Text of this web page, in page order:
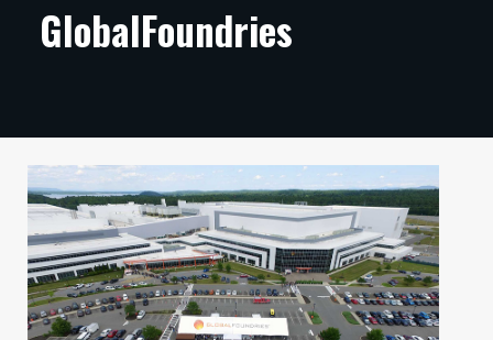
ARTIKKELIT
TECHBBS
TIETOA
HINTA.FI
KAUPPA
VAIHDA TEEMA
GlobalFoundries